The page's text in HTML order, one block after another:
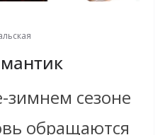
зимнем сезоне
обращаются